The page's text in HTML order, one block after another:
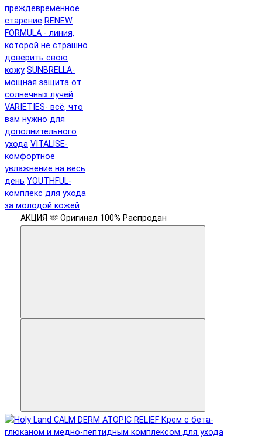
преждевременное
старение RENEW
FORMULA - линия,
которой не страшно
доверить свою
кожу SUNBRELLA-
мощная защита от
солнечных лучей
VARIETIES- всё, что
вам нужно для
дополнительного
ухода VITALISE-
комфортное
увлажнение на весь
день YOUTHFUL-
комплекс для ухода
за молодой кожей
АКЦИЯ 🫶 Оригинал 100% Распродан